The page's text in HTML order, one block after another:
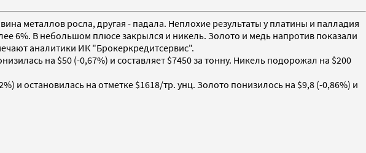
металлов росла, другая - падала. Неплохие результаты у платины и палладия
6%. В небольшом плюсе закрылся и никель. Золото и медь напротив показали
аналитики ИК "Брокеркредитсервис".
на $50 (-0,67%) и составляет $7450 за тонну. Никель подорожал на $200
и остановилась на отметке $1618/тр. унц. Золото понизилось на $9,8 (-0,86%) и